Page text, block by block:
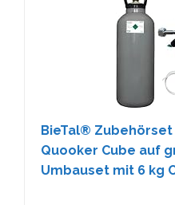
BieTal®
Quooker Cube auf
Umbauset mit 6 kg